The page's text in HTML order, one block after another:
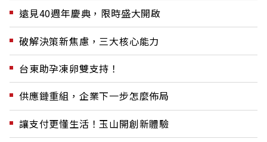
遠見40週年慶典，限時盛大開啟
破解決策新焦慮，三大核心能力
台東助孕凍卵雙支持！
供應鏈重組，企業下一步怎麼佈局
讓支付更懂生活！玉山開創新體驗